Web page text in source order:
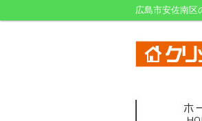
広島市安佐南区